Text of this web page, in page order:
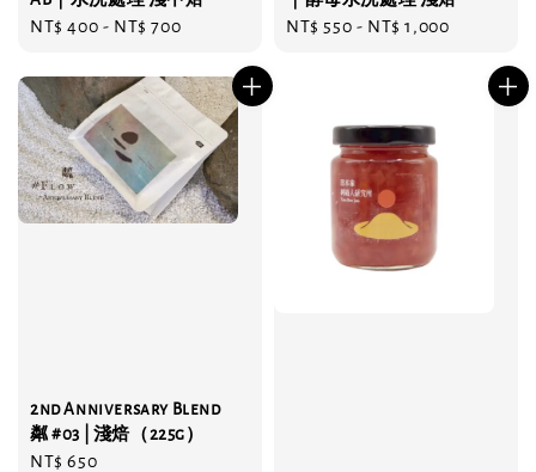
Regular
NT$ 400 - NT$ 700
Regular
NT$ 550 - NT$ 1,000
2nd Anniversary Blend
粼 #03 | 淺焙（225g）
Regular
NT$ 650